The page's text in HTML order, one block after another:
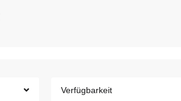
Verfügbarkeit